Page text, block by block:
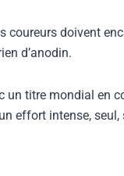
doivent
d’anodin.
un titre mondial
effort intense,